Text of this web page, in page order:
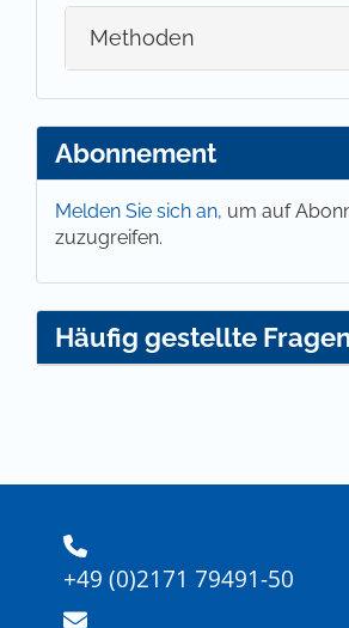
Methoden
Abonnement
Melden Sie sich an, um auf
zuzugreifen.
Häufig gestellte Fragen
+49 (0)2171 79491-50